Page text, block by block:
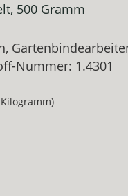
500 Gramm
Nummer: 1.4301